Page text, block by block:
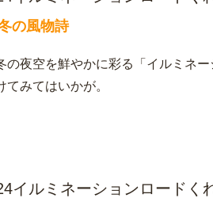
の風物詩
の夜空を鮮やかに彩る「イルミネ
てみてはいかが。
イルミネーションロードく